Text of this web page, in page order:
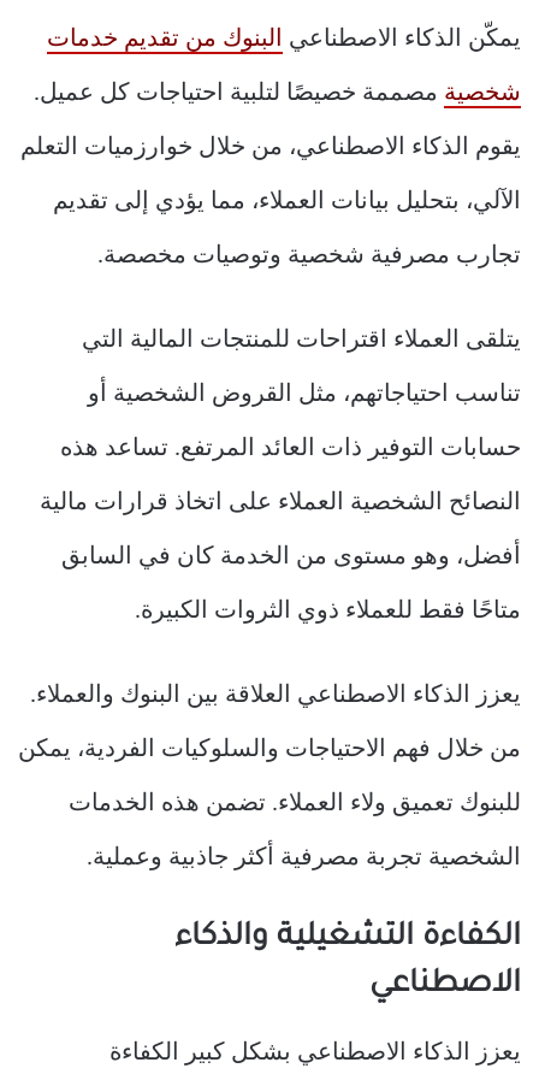
يمكّن الذكاء الاصطناعي البنوك من تقديم خدمات
شخصية مصممة خصيصًا لتلبية احتياجات كل عميل.
يقوم الذكاء الاصطناعي، من خلال خوارزميات التعلم
الآلي، بتحليل بيانات العملاء، مما يؤدي إلى تقديم
تجارب مصرفية شخصية وتوصيات مخصصة.
يتلقى العملاء اقتراحات للمنتجات المالية التي
تناسب احتياجاتهم، مثل القروض الشخصية أو
حسابات التوفير ذات العائد المرتفع. تساعد هذه
النصائح الشخصية العملاء على اتخاذ قرارات مالية
أفضل، وهو مستوى من الخدمة كان في السابق
متاحًا فقط للعملاء ذوي الثروات الكبيرة.
يعزز الذكاء الاصطناعي العلاقة بين البنوك والعملاء.
من خلال فهم الاحتياجات والسلوكيات الفردية، يمكن
للبنوك تعميق ولاء العملاء. تضمن هذه الخدمات
الشخصية تجربة مصرفية أكثر جاذبية وعملية.
الكفاءة التشغيلية والذكاء
الاصطناعي
يعزز الذكاء الاصطناعي بشكل كبير الكفاءة